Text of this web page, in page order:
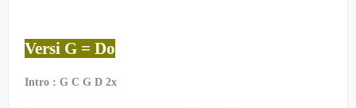
Versi G = Do
Intro : G C G D 2x